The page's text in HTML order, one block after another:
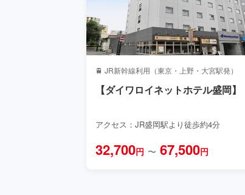
🚆 JR新幹線利用（東京・上野・大宮駅発）
【ダイワロイネットホテル盛岡】
アクセス：JR盛岡駅より徒歩約4分
32,700円 〜 67,500円